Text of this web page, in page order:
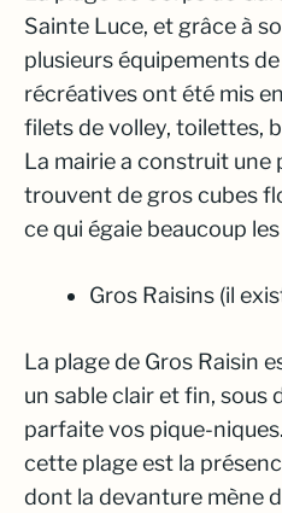
Sainte Luce, et grâce à
plusieurs équipements
récréatives ont été mis
filets de volley, toilettes,
La mairie a construit une
trouvent de gros cubes
ce qui égaie beaucoup
Gros Raisins (il
La plage de Gros Raisin
un sable clair et fin, sous
parfaite vos pique-
cette plage est la
dont la devanture mène